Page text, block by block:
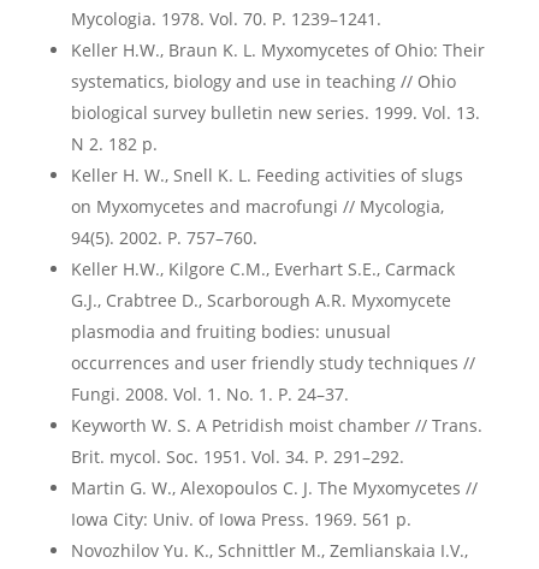
Mycologia. 1978. Vol. 70. P. 1239–1241.
Keller H.W., Braun K. L. Myxomycetes of Ohio: Their
systematics, biology and use in teaching // Ohio
biological survey bulletin new series. 1999. Vol. 13.
N 2. 182 p.
Keller H. W., Snell K. L. Feeding activities of slugs
on Myxomycetes and macrofungi // Mycologia,
94(5). 2002. P. 757–760.
Keller H.W., Kilgore C.M., Everhart S.E., Carmack
G.J., Crabtree D., Scarborough A.R. Myxomycete
plasmodia and fruiting bodies: unusual
occurrences and user friendly study techniques //
Fungi. 2008. Vol. 1. No. 1. P. 24–37.
Keyworth W. S. A Petridish moist chamber // Trans.
Brit. mycol. Soc. 1951. Vol. 34. P. 291–292.
Martin G. W., Alexopoulos C. J. The Myxomycetes //
Iowa City: Univ. of Iowa Press. 1969. 561 p.
Novozhilov Yu. K., Schnittler M., Zemlianskaia I.V.,